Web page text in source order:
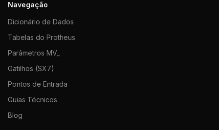
Navegação
Dicionário de Dados
Tabelas do Protheus
Parâmetros MV_
Gatilhos (SX7)
Pontos de Entrada
Guias Técnicos
Blog